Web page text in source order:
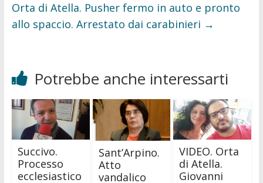
Orta di Atella. Pusher fermo in auto e pronto
allo spaccio. Arrestato dai carabinieri →
Potrebbe anche interessarti
Succivo.
Processo
ecclesiastico
Sant’Arpino.
Atto
vandalico
VIDEO. Orta
di Atella.
Giovanni